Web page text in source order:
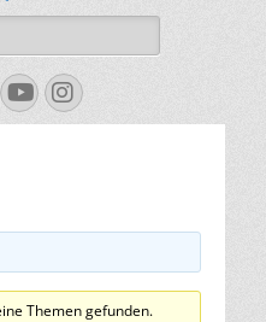
YouTube
Instagram
Themen gefunden.